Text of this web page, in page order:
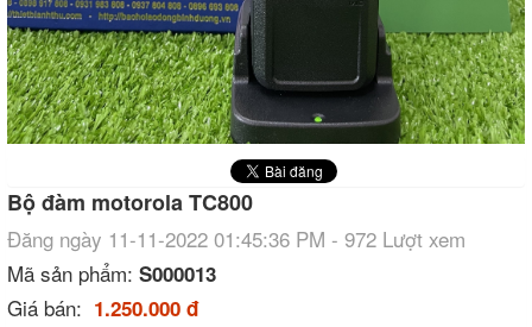
Bộ đàm motorola TC800
Đăng ngày 11-11-2022 01:45:36 PM - 972 Lượt xem
Mã sản phẩm: S000013
Giá bán: 1.250.000 đ